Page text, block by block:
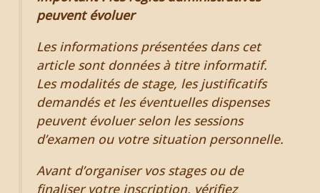
peuvent évoluer
Les informations présentées dans cet
article sont données à titre informatif.
Les modalités de stage, les justificatifs
demandés et les éventuelles dispenses
peuvent évoluer selon les sessions
d’examen ou votre situation personnelle.
Avant d’organiser vos stages ou de
finaliser votre inscription, vérifiez